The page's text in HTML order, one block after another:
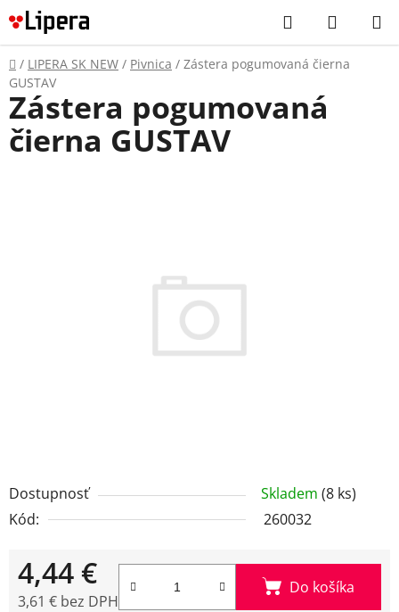
Prejsť
na
obsah
Hľadať
KOŠÍK
Domov
/ LIPERA SK NEW / Pivnica / Zástera pogumovaná čierna
GUSTAV
Dostupnosť Skladem (8 ks)
Kód:
260032
4,44 €
3,61 € bez DPH
Do košíka
Zástera pogumovaná
čierna GUSTAV